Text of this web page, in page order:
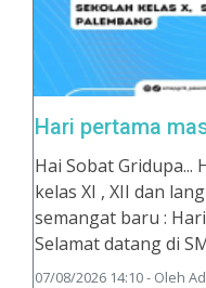
Hari pertama
Hai Sobat
kelas XI , XII dan
semangat baru :
Selamat datang di
07/08/2026 14:10 - Oleh